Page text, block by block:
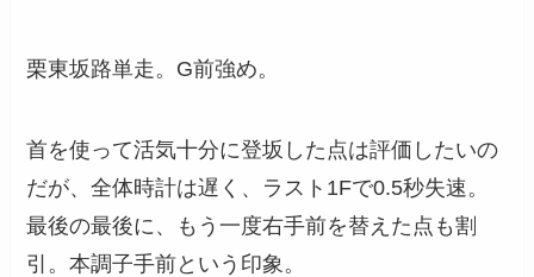
栗東坂路単走。G前強め。
首を使って活気十分に登坂した点は評価したいの
だが、全体時計は遅く、ラスト1Fで0.5秒失速。
最後の最後に、もう一度右手前を替えた点も割
引。本調子手前という印象。